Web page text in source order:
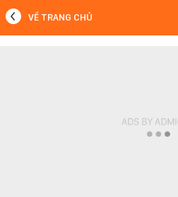
VỀ TRANG CHỦ